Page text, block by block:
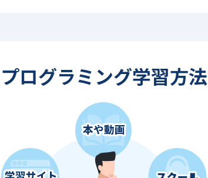
プログラミング学習方法